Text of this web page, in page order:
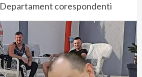
Departament corespondenti